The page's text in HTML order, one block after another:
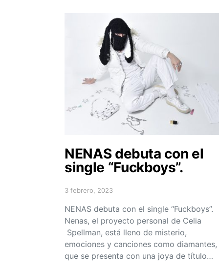
NENAS debuta con el
single “Fuckboys”.
Posted on
3 febrero, 2023
NENAS debuta con el single “Fuckboys”.
Nenas, el proyecto personal de Celia
Spellman, está lleno de misterio,
emociones y canciones como diamantes,
que se presenta con una joya de título…